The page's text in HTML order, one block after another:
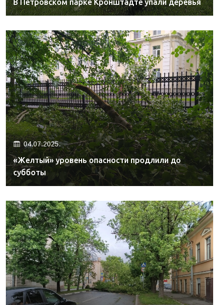
В Петровском парке Кронштадте упали деревья
04.07.2025.
«Желтый» уровень опасности продлили до
субботы